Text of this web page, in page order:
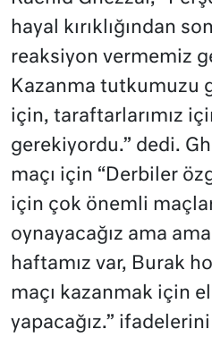
hayal kırıklığından
reaksiyon vermemiz
Kazanma tutkumuzu
için, taraftarlarımız
gerekiyordu.” dedi.
maçı için “Derbiler
için çok önemli
oynayacağız ama
haftamız var, Burak
maçı kazanmak için
yapacağız.”